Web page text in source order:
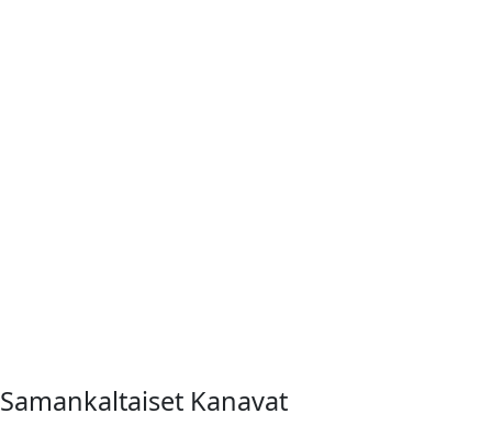
Samankaltaiset Kanavat